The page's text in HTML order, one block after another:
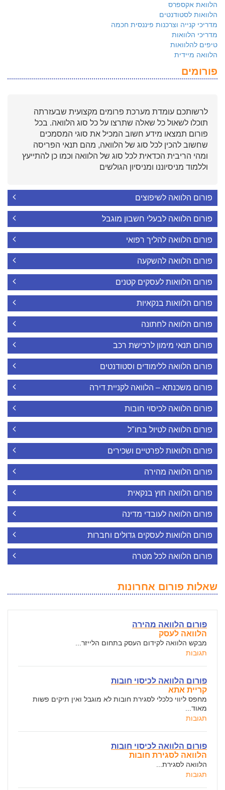
הלוואת אקספרס
הלוואות לסטודנטים
מדריכי קנייה וצרכנות פיננסית חכמה
מדריכי הלוואות
טיפים להלוואות
הלוואה מיידית
פורומים
לרשותכם עומדת מערכת פרומים מקצועית שבעזרתה
תוכלו לשאול כל שאלה שתרצו על כל סוג הלוואה. בכל
פורום תמצאו מידע חשוב המכיל את סוגי המסמכים
שחשוב להכין לכל סוג של הלוואה, מהם תנאי הפריסה
ומהי הריבית הכדאית לכל סוג של הלוואה וכמו כן להתייעץ
וללמוד מניסיוננו ומניסיון הגולשים
פורום הלוואה לשיפוצים
פורום הלוואה לבעלי חשבון מוגבל
פורום הלוואה להליך רפואי
פורום הלוואה להשקעה
פורום הלוואות לעסקים קטנים
פורום הלוואות בנקאיות
פורום הלוואה לחתונה
פורום תנאי מימון לרכישת רכב
פורום הלוואה ללימודים וסטודנטים
פורום משכנתא – הלוואה לקניית דירה
פורום הלוואה לכיסוי חובות
פורום הלוואה לטיול בחו"ל
פורום הלוואות לפרטיים ושכירים
פורום הלוואה מהירה
פורום הלוואה חוץ בנקאית
פורום הלוואה לעובדי מדינה
פורום הלוואות לעסקים גדולים וחברות
פורום הלוואה לכל מטרה
שאלות פורום אחרונות
פורום הלוואה מהירה
הלוואה לעסק
מבקש הלוואה לקידום העסק בתחום הלייזר...
תגובות
פורום הלוואה לכיסוי חובות
קריית אתא
מחפס ליווי כלכלי לסגירת חובות לא מוגבל ואין תיקים פשות
מאוד...
תגובות
פורום הלוואה לכיסוי חובות
הלוואה לסגירת חובות
הלוואה לסגירת...
תגובות